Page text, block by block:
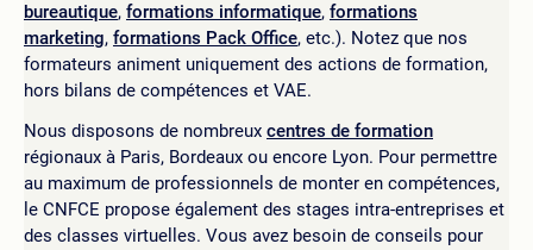
bureautique, formations informatique, formations
marketing, formations Pack Office, etc.). Notez que nos
formateurs animent uniquement des actions de formation,
hors bilans de compétences et VAE.
Nous disposons de nombreux centres de formation
régionaux à Paris, Bordeaux ou encore Lyon. Pour permettre
au maximum de professionnels de monter en compétences,
le CNFCE propose également des stages intra-entreprises et
des classes virtuelles. Vous avez besoin de conseils pour